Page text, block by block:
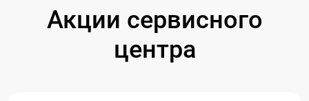
Акции сервисного
центра